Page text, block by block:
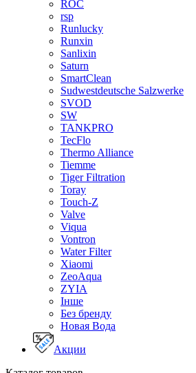
ROC
rsp
Runlucky
Runxin
Sanlixin
Saturn
SmartClean
Sudwestdeutsche Salzwerke
SVOD
SW
TANKPRO
TecFlo
Thermo Alliance
Tiemme
Tiger Filtration
Toray
Touch-Z
Valve
Viqua
Vontron
Water Filter
Xiaomi
ZeoAqua
ZYIA
Інше
Без бренду
Новая Вода
Акции